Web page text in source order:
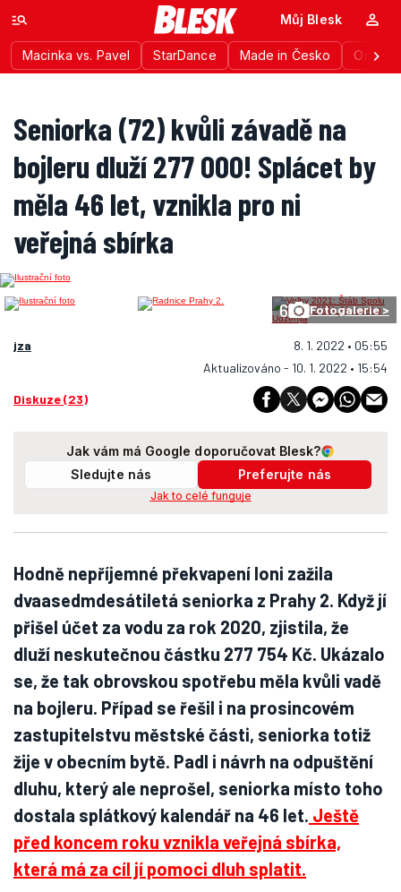
Macinka vs. Pavel StarDance Made in Česko
Můj Blesk
Seniorka (72) kvůli závadě na
bojleru dluží 277 000! Splácet by
měla 46 let, vznikla pro ni
veřejná sbírka
6 Fotogalerie >
jza
8. 1. 2022 • 05:55
Aktualizováno - 10. 1. 2022 • 15:54
Diskuze (23)
Jak vám má Google doporučovat Blesk?
Sledujte nás
Preferujte nás
Jak to celé funguje
Hodně nepříjemné překvapení loni zažila
dvaasedmdesátiletá seniorka z Prahy 2. Když jí
přišel účet za vodu za rok 2020, zjistila, že
dluží neskutečnou částku 277 754 Kč. Ukázalo
se, že tak obrovskou spotřebu měla kvůli vadě
na bojleru. Případ se řešil i na prosincovém
zastupitelstvu městské části, seniorka totiž
žije v obecním bytě. Padl i návrh na odpuštění
dluhu, který ale neprošel, seniorka místo toho
dostala splátkový kalendář na 46 let. Ještě
před koncem roku vznikla veřejná sbírka,
která má za cíl jí pomoci dluh splatit.